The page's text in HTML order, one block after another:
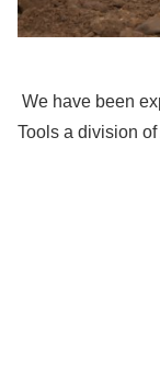
We have been
Tools a division